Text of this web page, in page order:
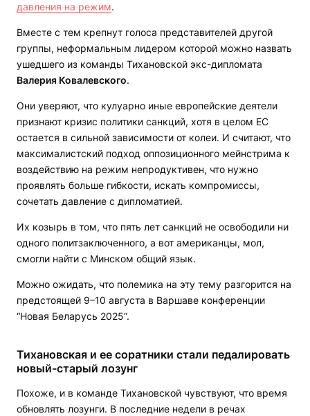
давления на режим.
Вместе с тем крепнут голоса представителей другой
группы, неформальным лидером которой можно назвать
ушедшего из команды Тихановской экс-дипломата
Валерия Ковалевского.
Они уверяют, что кулуарно иные европейские деятели
признают кризис политики санкций, хотя в целом ЕС
остается в сильной зависимости от колеи. И считают, что
максималистский подход оппозиционного мейнстрима к
воздействию на режим непродуктивен, что нужно
проявлять больше гибкости, искать компромиссы,
сочетать давление с дипломатией.
Их козырь в том, что пять лет санкций не освободили ни
одного политзаключенного, а вот американцы, мол,
смогли найти с Минском общий язык.
Можно ожидать, что полемика на эту тему разгорится на
предстоящей 9–10 августа в Варшаве конференции
“Новая Беларусь 2025“.
Тихановская и ее соратники стали педалировать
новый-старый лозунг
Похоже, и в команде Тихановской чувствуют, что время
обновлять лозунги. В последние недели в речах